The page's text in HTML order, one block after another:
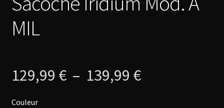
MIL
129,99 € – 139,99 €Plage
Couleur